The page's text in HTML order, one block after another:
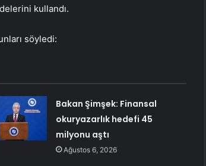
kullandı.
söyledi:
Bakan Şimşek: Finansal
okuryazarlık hedefi 45
milyonu aştı
Ağustos 6, 2026